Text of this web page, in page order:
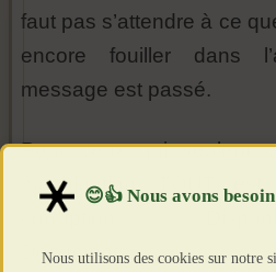
faut pas s’attendre à ce
encore fouiller dans
message est passé.
Pour ceux qui veulent
machination, TOUT
corruption 👉
Documents
Nous utilisons des cookies sur notre